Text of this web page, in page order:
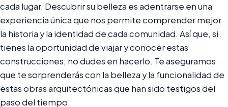
cada lugar. Descubrir su belleza es adentrarse en una
experiencia única que nos permite comprender mejor
la historia y la identidad de cada comunidad. Así que, si
tienes la oportunidad de viajar y conocer estas
construcciones, no dudes en hacerlo. Te aseguramos
que te sorprenderás con la belleza y la funcionalidad de
estas obras arquitectónicas que han sido testigos del
paso del tiempo.